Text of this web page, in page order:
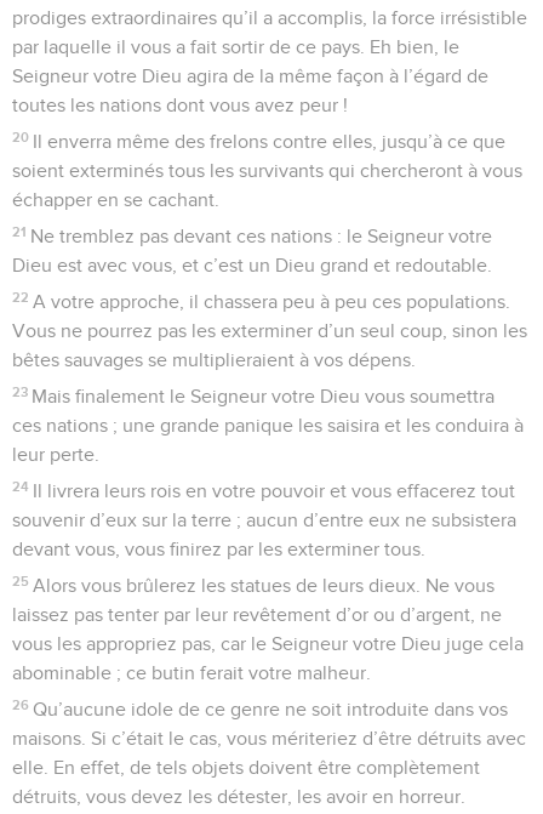
prodiges extraordinaires qu’il a accomplis, la force irrésistible
par laquelle il vous a fait sortir de ce pays. Eh bien, le
Seigneur votre Dieu agira de la même façon à l’égard de
toutes les nations dont vous avez peur !
20 Il enverra même des frelons contre elles, jusqu’à ce que
soient exterminés tous les survivants qui chercheront à vous
échapper en se cachant.
21 Ne tremblez pas devant ces nations : le Seigneur votre
Dieu est avec vous, et c’est un Dieu grand et redoutable.
22 A votre approche, il chassera peu à peu ces populations.
Vous ne pourrez pas les exterminer d’un seul coup, sinon les
bêtes sauvages se multiplieraient à vos dépens.
23 Mais finalement le Seigneur votre Dieu vous soumettra
ces nations ; une grande panique les saisira et les conduira à
leur perte.
24 Il livrera leurs rois en votre pouvoir et vous effacerez tout
souvenir d’eux sur la terre ; aucun d’entre eux ne subsistera
devant vous, vous finirez par les exterminer tous.
25 Alors vous brûlerez les statues de leurs dieux. Ne vous
laissez pas tenter par leur revêtement d’or ou d’argent, ne
vous les appropriez pas, car le Seigneur votre Dieu juge cela
abominable ; ce butin ferait votre malheur.
26 Qu’aucune idole de ce genre ne soit introduite dans vos
maisons. Si c’était le cas, vous mériteriez d’être détruits avec
elle. En effet, de tels objets doivent être complètement
détruits, vous devez les détester, les avoir en horreur.